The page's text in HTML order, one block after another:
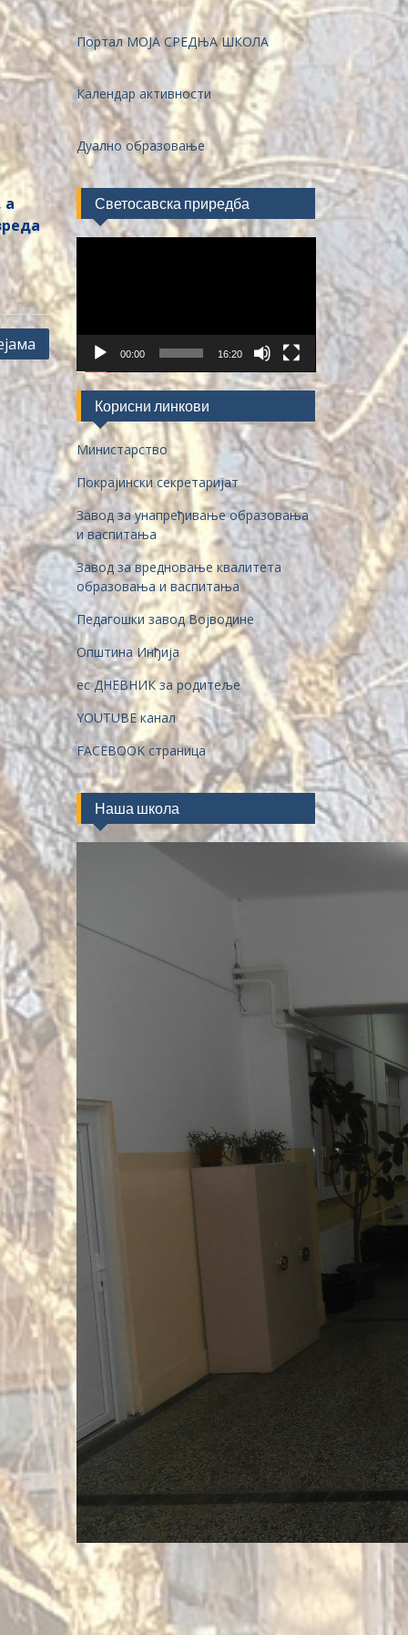
а
Портал МОЈА СРЕДЊА ШКОЛА
Календар активности
Дуално образовање
Светосавска приредба
Player
00:00 16:20
Корисни линкови
Министарство
Покрајински секретаријат
Завод за унапређивање образовања
и васпитања
Завод за вредновање квалитета
образовања и васпитања
Педагошки завод Војводине
Општина Инђија
ес ДНЕВНИК за родитеље
YOUTUBE канал
FACEBOOK страница
Наша школа